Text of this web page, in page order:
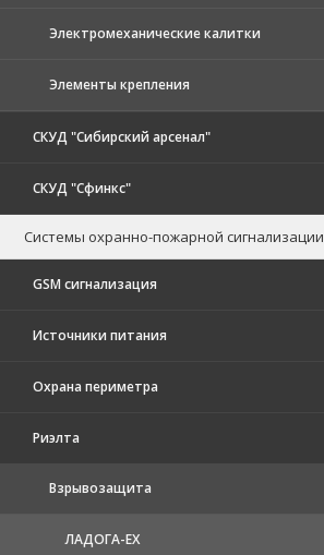
Электромеханические калитки
Элементы крепления
СКУД "Сибирский арсенал"
СКУД "Сфинкс"
Системы охранно-пожарной сигнализации
GSM сигнализация
Источники питания
Охрана периметра
Риэлта
Взрывозащита
ЛАДОГА-EX